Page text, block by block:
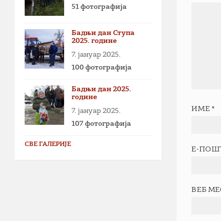
ИМЕ *
Е-
ВЕБ
51 фотографија
Бадњи дан Ступа
2025. године
7. јануар 2025.
100 фотографија
Бадњи дан 2025.
године
7. јануар 2025.
107 фотографија
СВЕ ГАЛЕРИЈЕ